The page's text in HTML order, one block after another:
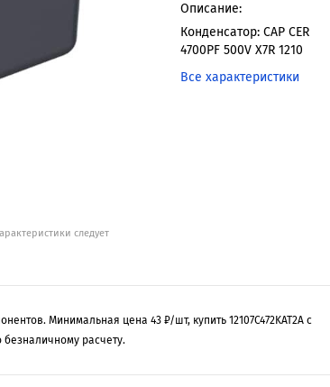
следует
Описание:
Конденсатор: CAP CER
4700PF 500V X7R 1210
Все характеристики
Минимальная цена 43 ₽/шт, купить 12107C472KAT2A с
расчету.